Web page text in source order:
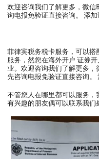
欢迎咨询我们了解更多，微信
询电报免验证直接咨询。 添加
菲律宾税务税卡服务，可以
服务，然您在海外开户 证券
业。欢迎咨询我们了解更多，
先咨询电报免验证直接咨询。
不管您人在哪里都可以服务，
有兴趣的朋友偶可以联系我们